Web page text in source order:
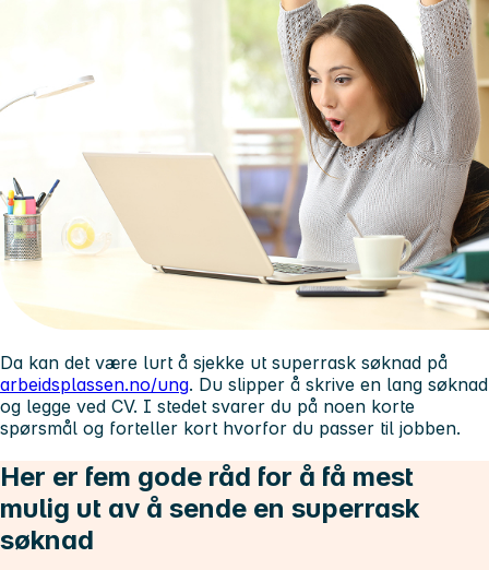
Da kan det være lurt å sjekke ut superrask søknad på
arbeidsplassen.no/ung. Du slipper å skrive en lang søknad
og legge ved CV. I stedet svarer du på noen korte
spørsmål og forteller kort hvorfor du passer til jobben.
Her er fem gode råd for å få mest
mulig ut av å sende en superrask
søknad